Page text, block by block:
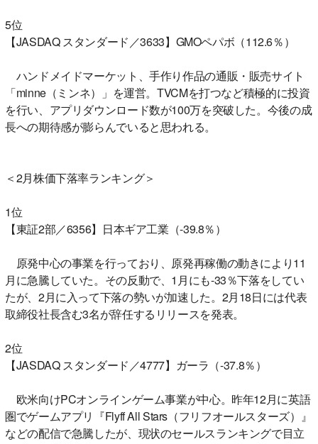
5位
【JASDAQ スタンダード／3633】GMOペパボ（112.6％）
ハンドメイドマーケット、手作り作品の通販・販売サイト
「minne（ミンネ）」を運営。TVCMを打つなど積極的に投資
を行い、アプリダウンロード数が100万を突破した。今後の成
長への期待感が膨らんでいると思われる。
＜2月株価下落率ランキング＞
1位
【東証2部／6356】日本ギア工業（-39.8％）
原発中心の事業を行っており、原発再稼働の動きにより11
月に急騰していた。その反動で、1月にも-33％下落をしてい
たが、2月に入って下落の勢いが加速した。2月18日には代表
取締役社長含む3名が辞任するリリースを発表。
2位
【JASDAQ スタンダード／4777】ガーラ（-37.8％）
欧米向けPCオンラインゲーム事業が中心。昨年12月に英語
圏でゲームアプリ『Flyff All Stars（フリフオールスターズ）』
などの配信で急騰したが、現状のセールスランキングで目立